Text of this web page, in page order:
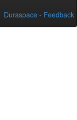
Duraspace - Feedback